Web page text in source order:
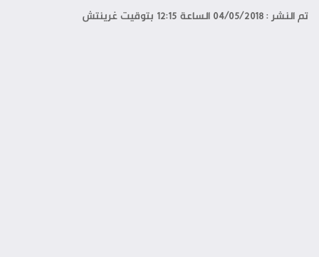
تم النشر : 04/05/2018 الساعة 12:15 بتوقيت غرينتش